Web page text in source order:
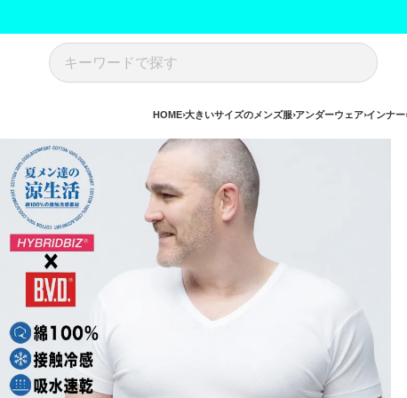
HOME 大きいサイズのメンズ服 アンダーウェア インナー